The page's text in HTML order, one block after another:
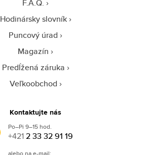
F.A.Q.
Hodinársky slovník
Puncový úrad
Magazín
Predĺžená záruka
Veľkoobchod
Kontaktujte nás
Po–Pi 9–15 hod.
+4212 33 32 91 19